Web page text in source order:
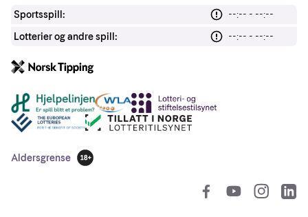
Sportsspill:
--:-- - --:--
Lotterier og andre spill:
--:-- - --:--
Andre lenker
Aldersgrense
18 år